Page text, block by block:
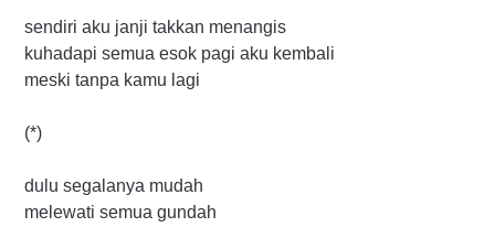
sendiri aku janji takkan menangis
kuhadapi semua esok pagi aku kembali
meski tanpa kamu lagi
(*)
dulu segalanya mudah
melewati semua gundah